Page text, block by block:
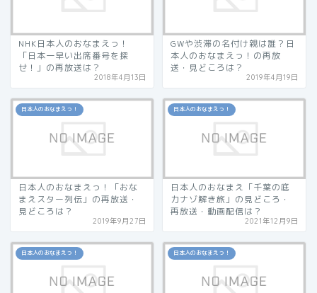
NHK日本人のおなまえっ！
「日本一早い出席番号を探
せ！」の再放送は？
2018年4月13日
GWや渋滞の名付け親は誰？日
本人のおなまえっ！の再放
送・見どころは？
2019年4月19日
日本人のおなまえっ！
日本人のおなまえっ！「おな
まえスター列伝」の再放送・
見どころは？
2019年9月27日
日本人のおなまえっ！
日本人のおなまえ「千葉の底
力ナゾ解き旅」の見どころ・
再放送・動画配信は？
2021年12月9日
日本人のおなまえっ！ 日本人のおなまえっ！